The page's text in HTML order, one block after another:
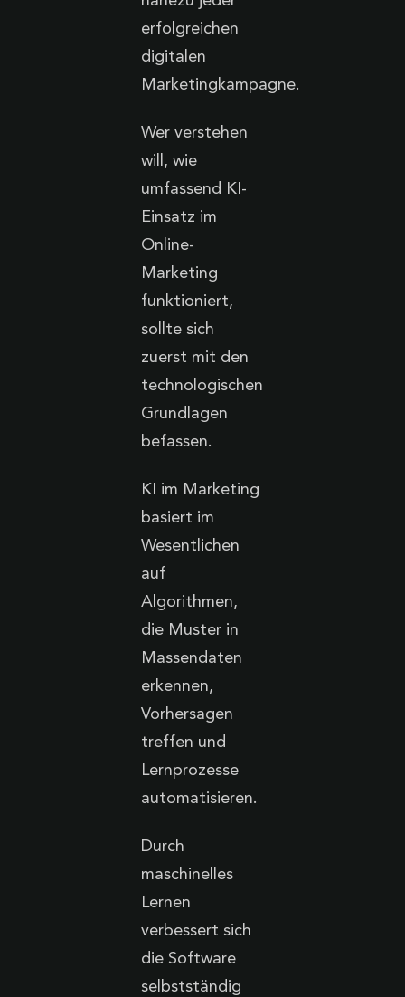
erfolgreichen
digitalen
Marketingkampagne.
Wer verstehen
will, wie
umfassend KI-
Einsatz im
Online-
Marketing
funktioniert,
sollte sich
zuerst mit den
technologischen
Grundlagen
befassen.
KI im Marketing
basiert im
Wesentlichen
auf
Algorithmen,
die Muster in
Massendaten
erkennen,
Vorhersagen
treffen und
Lernprozesse
automatisieren.
Durch
maschinelles
Lernen
verbessert sich
die Software
selbstständig